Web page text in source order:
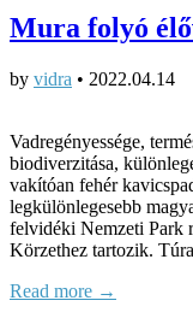
Mura folyó
by vidra • 2022.04.14
Vadregényessége,
biodiverzitása,
vakítóan fehér
legkülönlegesebb
felvidéki Nemzeti Park
Körzethez tartozik.
Read more →